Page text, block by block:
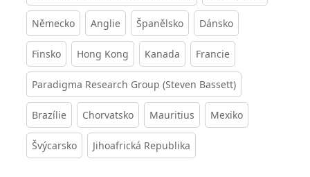
Německo Anglie Španělsko Dánsko
Finsko Hong Kong Kanada Francie
Paradigma Research Group (Steven Bassett)
Brazílie Chorvatsko Mauritius Mexiko
Švýcarsko Jihoafrická Republika